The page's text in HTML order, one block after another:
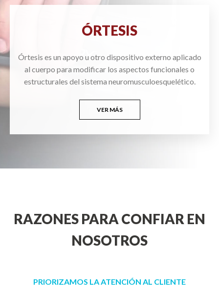
ÓRTESIS
Órtesis es un apoyo u otro dispositivo externo aplicado
al cuerpo para modificar los aspectos funcionales o
estructurales del sistema neuromusculoesquelético.
VER MÁS
RAZONES PARA CONFIAR EN
NOSOTROS
PRIORIZAMOS LA ATENCIÓN AL CLIENTE